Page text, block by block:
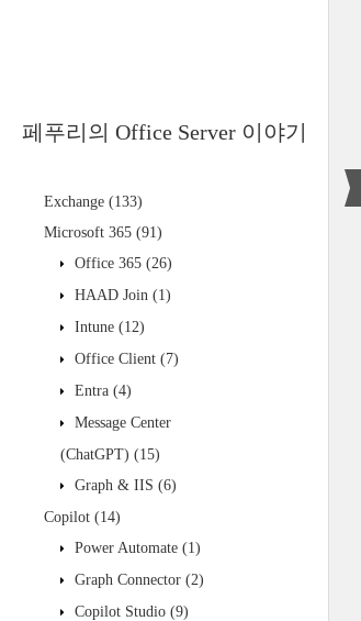
페푸리의 Office Server 이야기
Exchange (133)
Microsoft 365 (91)
Office 365 (26)
HAAD Join (1)
Intune (12)
Office Client (7)
Entra (4)
Message Center
(ChatGPT) (15)
Graph & IIS (6)
Copilot (14)
Power Automate (1)
Graph Connector (2)
Copilot Studio (9)